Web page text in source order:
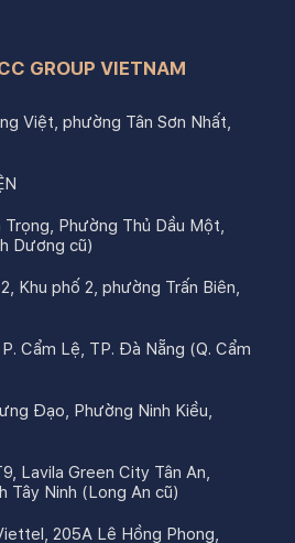
GROUP VIETNAM
Việt, phường Tân Sơn Nhất,
Phường Thủ Dầu Một,
Dương cũ)
Khu phố 2, phường Trấn Biên,
Cẩm Lệ, TP. Đà Nẵng (Q. Cẩm
Đạo, Phường Ninh Kiều,
Lavila Green City Tân An,
Tây Ninh (Long An cũ)
205A Lê Hồng Phong,